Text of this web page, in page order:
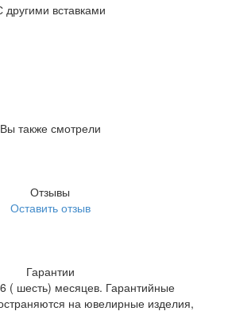
другими вставками
Вы также смотрели
Отзывы
Оставить отзыв
Гарантии
( шесть) месяцев. Гарантийные
на ювелирные изделия,